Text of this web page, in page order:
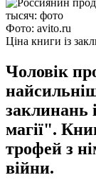
Фото: avito.ru
Ціна книги із
Чоловік
заклинань
магії".
трофей з
війни.